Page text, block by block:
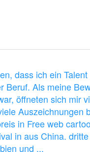
dass ich ein
Beruf. Als meine
öffneten sich mir
Auszeichnungen
in Free web
in aus China.
und ...